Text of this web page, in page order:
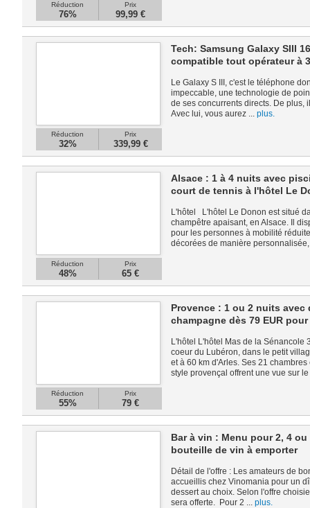
Réduction
76%
Prix
99,99 €
Réduction
32%
Prix
339,99 €
Tech: Samsung Galaxy SIII
compatible tout opérateur à
Le Galaxy S III, c'est le téléphone
impeccable, une technologie de
de ses concurrents directs. De plus,
Avec lui, vous aurez ... plus.
Réduction
48%
Prix
65 €
Alsace : 1 à 4 nuits avec
court de tennis à l'hôtel Le
L'hôtel L'hôtel Le Donon est situé
champêtre apaisant, en Alsace. Il
pour les personnes à mobilité
décorées de manière
Réduction
55%
Prix
79 €
Provence : 1 ou 2 nuits avec
champagne dès 79 EUR pour
L'hôtel L'hôtel Mas de la Sénancole
coeur du Lubéron, dans le petit
et à 60 km d'Arles. Ses 21
style provençal offrent une vue sur
Bar à vin : Menu pour 2, 4
bouteille de vin à emporter
Détail de l'offre : Les amateurs de
accueillis chez Vinomania pour un
dessert au choix. Selon l'offre
sera offerte. Pour 2 ... plus.